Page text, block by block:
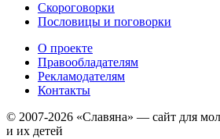
Скороговорки
Пословицы и поговорки
О проекте
Правообладателям
Рекламодателям
Контакты
© 2007-2026 «Славяна» — сайт для
и их детей